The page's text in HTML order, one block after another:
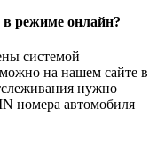
режиме онлайн?
системой
на нашем сайте в
нужно
номера автомобиля